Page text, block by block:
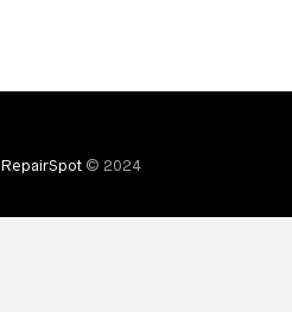
worden
RepairSpot © 2024